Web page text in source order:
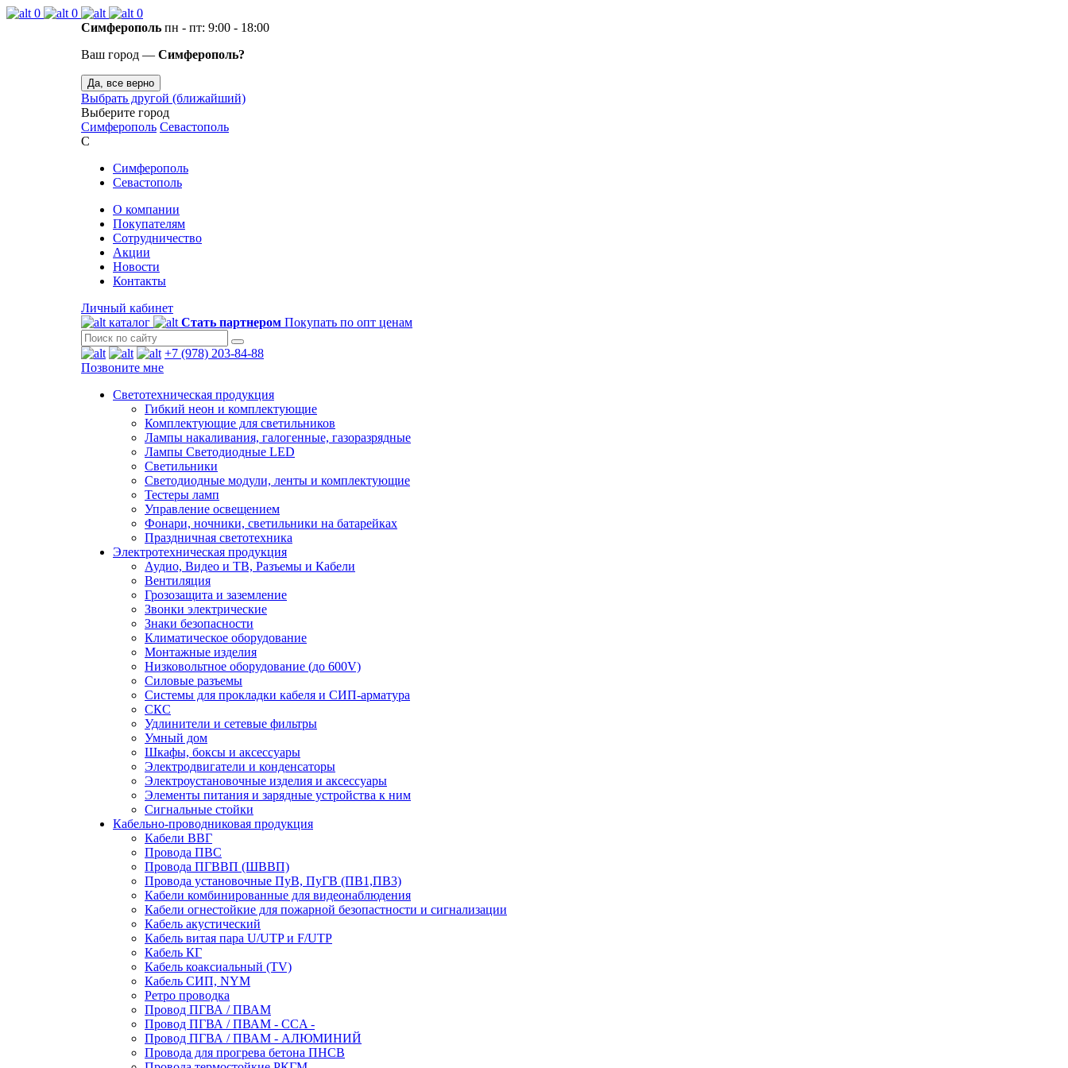
0 0
0
Симферополь пн - пт: 9:00 - 18:00
Ваш город — Симферополь?
Да, все верно
Выбрать другой (ближайший)
Выберите город
Симферополь Севастополь
С
Симферополь
Севастополь
О компании
Покупателям
Сотрудничество
Акции
Новости
Контакты
Личный кабинет
каталог
Стать партнером Покупать по опт ценам
+7 (978) 203-84-88
Позвоните мне
Светотехническая продукция
Гибкий неон и комплектующие
Комплектующие для светильников
Лампы накаливания, галогенные, газоразрядные
Лампы Светодиодные LED
Светильники
Светодиодные модули, ленты и комплектующие
Тестеры ламп
Управление освещением
Фонари, ночники, светильники на батарейках
Праздничная светотехника
Электротехническая продукция
Аудио, Видео и ТВ, Разъемы и Кабели
Вентиляция
Грозозащита и заземление
Звонки электрические
Знаки безопасности
Климатическое оборудование
Монтажные изделия
Низковольтное оборудование (до 600V)
Силовые разъемы
Системы для прокладки кабеля и СИП-арматура
СКС
Удлинители и сетевые фильтры
Умный дом
Шкафы, боксы и аксессуары
Электродвигатели и конденсаторы
Электроустановочные изделия и аксессуары
Элементы питания и зарядные устройства к ним
Сигнальные стойки
Кабельно-проводниковая продукция
Кабели ВВГ
Провода ПВС
Провода ПГВВП (ШВВП)
Провода установочные ПуВ, ПуГВ (ПВ1,ПВ3)
Кабели комбинированные для видеонаблюдения
Кабели огнестойкие для пожарной безопастности и сигнализации
Кабель акустический
Кабель витая пара U/UTP и F/UTP
Кабель КГ
Кабель коаксиальный (TV)
Кабель СИП, NYM
Ретро проводка
Провод ПГВА / ПВАМ
Провод ПГВА / ПВАМ - CCA -
Провод ПГВА / ПВАМ - АЛЮМИНИЙ
Провода для прогрева бетона ПНСВ